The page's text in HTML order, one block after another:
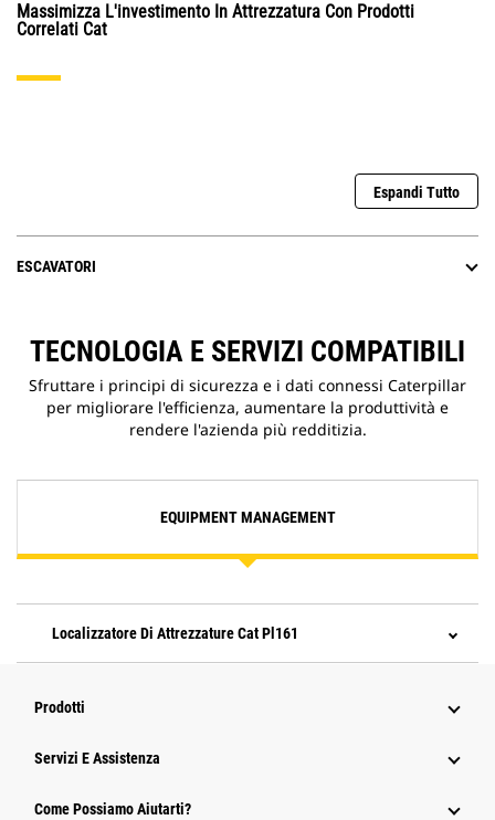
Massimizza L'investimento In Attrezzatura Con Prodotti
Correlati Cat
Espandi Tutto
ESCAVATORI
TECNOLOGIA E SERVIZI COMPATIBILI
Sfruttare i principi di sicurezza e i dati connessi Caterpillar
per migliorare l'efficienza, aumentare la produttività e
rendere l'azienda più redditizia.
EQUIPMENT MANAGEMENT
Localizzatore Di Attrezzature Cat Pl161
Prodotti
Servizi E Assistenza
Come Possiamo Aiutarti?